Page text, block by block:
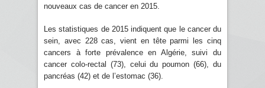
nouveaux cas de cancer en 2015.
Les statistiques de 2015 indiquent que le cancer du
sein, avec 228 cas, vient en tête parmi les cinq
cancers à forte prévalence en Algérie, suivi du
cancer colo-rectal (73), celui du poumon (66), du
pancréas (42) et de l’estomac (36).